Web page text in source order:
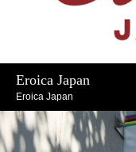
Eroica Japan
Eroica Japan